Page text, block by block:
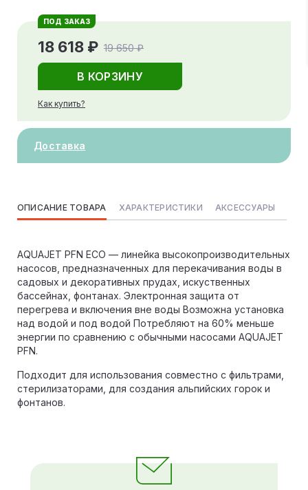
ПОД ЗАКАЗ
19 650 ₽
18 618 ₽
В КОРЗИНУ
Как купить?
Доставка
ОПИСАНИЕ ТОВАРА ХАРАКТЕРИСТИКИ АКСЕССУАРЫ
AQUAJET PFN ECO — линейка высокопроизводительных
насосов, предназначенных для перекачивания воды в
садовых и декоративных прудах, искуственных
бассейнах, фонтанах. Электронная защита от
перегрева и включения вне воды Возможна установка
над водой и под водой Потребляют на 60% меньше
энергии по сравнению с обычными насосами AQUAJET
PFN.
Подходит для использования совместно с фильтрами,
стерилизаторами, для создания альпийских горок и
фонтанов.